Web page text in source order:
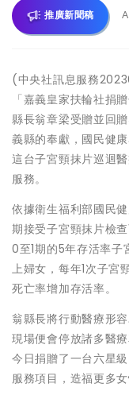
推廣新聞稿
(中央社訊息服務
「嘉義皇家扶輪社捐
縣長翁章梁受贈並回
義縣的奉獻，國民健
這台子宮頸抹片巡迴
服務。
依據衛生福利部國民
期接受子宮頸抹片檢
0至1期的5年存活率
上婦女，每年1次子宮
死亡率增加存活率。
翁縣長將行動醫療形
現場便會停放諸多醫
今日捐贈了一台六星
服務項目，造福更多女